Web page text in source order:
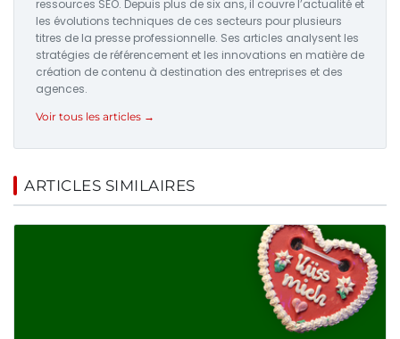
ressources SEO. Depuis plus de six ans, il couvre l’actualité et
les évolutions techniques de ces secteurs pour plusieurs
titres de la presse professionnelle. Ses articles analysent les
stratégies de référencement et les innovations en matière de
création de contenu à destination des entreprises et des
agences.
Voir tous les articles →
ARTICLES SIMILAIRES